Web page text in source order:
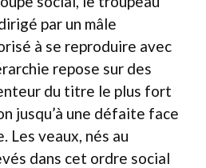
par un mâle
à se reproduire avec
repose sur des
du titre le plus fort
jusqu’à une défaite face
Les veaux, nés au
dans cet ordre social